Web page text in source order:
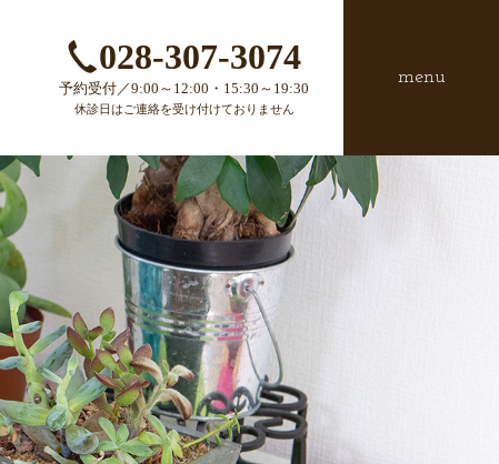
028-307-3074
予約受付／9:00～12:00・15:30～19:30
休診日はご連絡を受け付けておりません
menu